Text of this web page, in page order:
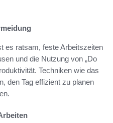
es ratsam, feste Arbeitszeiten
und die Nutzung von „Do
Techniken wie das
den Tag effizient zu planen